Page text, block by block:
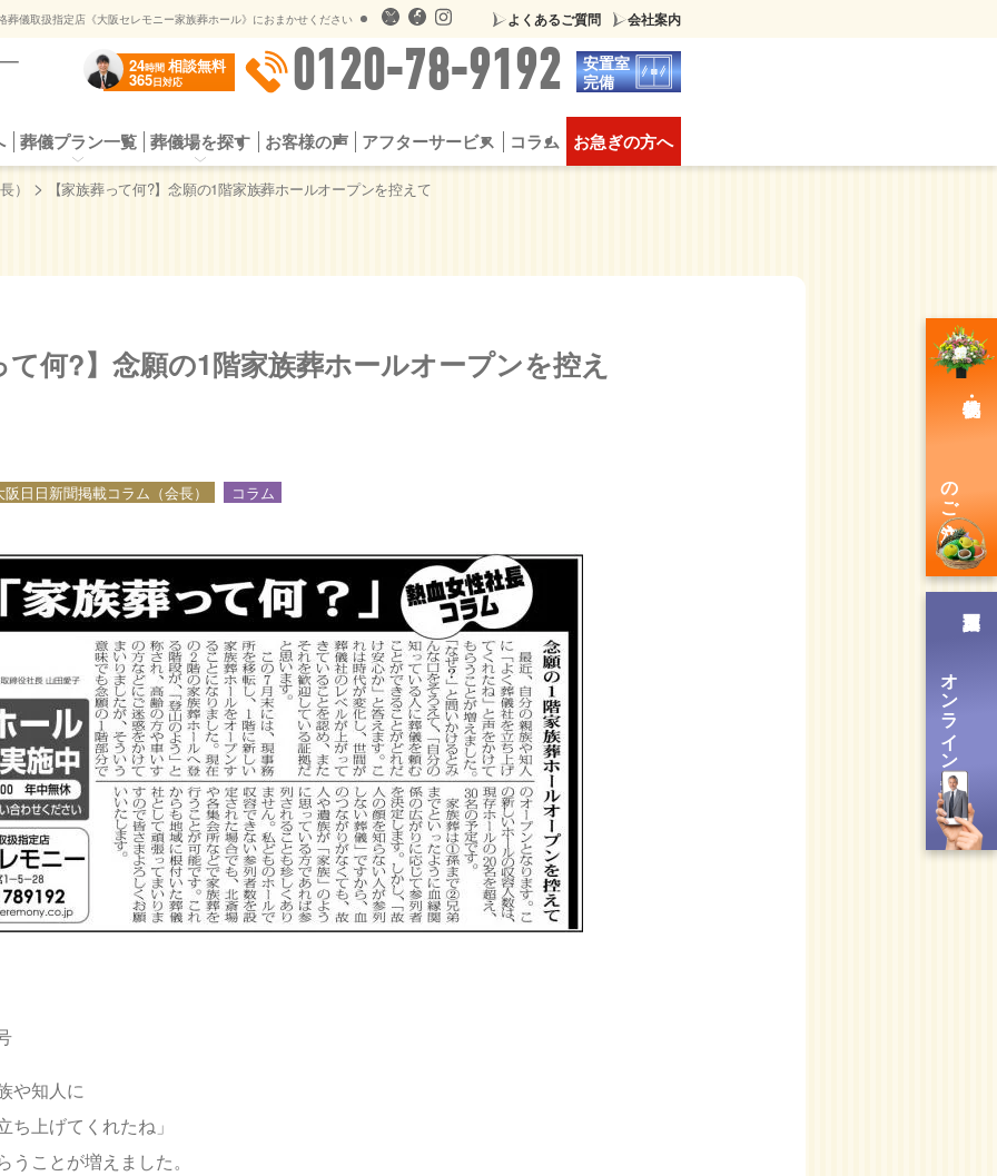
葬儀取扱指定店《大阪セレモニー家族葬ホール》におまかせください よくあるご質問 会社案内
24時間 相談無料
365日対応 0120-78-9192
安置室
完備
葬式の流れ 選ばれる5つの理由 よくある質問
供花・供物について
影用写真オンライン送信
葬儀プラン一覧
ラン 一日葬プラン シンプル家族葬 スタンダード家族葬
豪華な家族葬
のオプションサービス
葬儀場を探す
会館 公営斎場一覧 提携斎場（公営斎場）
お客様の声 アフターサービス コラム お急ぎの方へ
） > 【家族葬って何?】念願の1階家族葬ホールオープンを控えて
て何?】念願の1階家族葬ホールオープンを控え
阪日日新聞掲載コラム（会長） コラム
や知人に
ち上げてくれたね」
うことが増えました。
のご注文
オンライン送信